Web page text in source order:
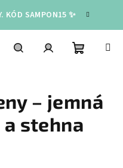
KÓD SAMPON15 ✨
košík
– jemná
a stehna